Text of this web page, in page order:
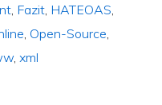
, Fazit, HATEOAS
Open-Source
, xml